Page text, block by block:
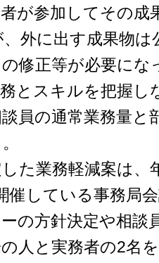
が参加してその成
外に出す成果物は
修正等が必要にな
とスキルを把握し
員の通常業務量と
た業務軽減案は、
催している事務局
の方針決定や相談
人と実務者の2名